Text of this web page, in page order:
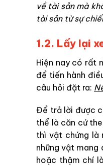
về tài sản mà
tài sản từ sự
1.2. Lấy lại
Hiện nay có rất
để tiến hành
câu hỏi đặt ra:
Để trả lời được
thể là căn cứ
thì vật chứng là
những vật
hoặc thậm chí